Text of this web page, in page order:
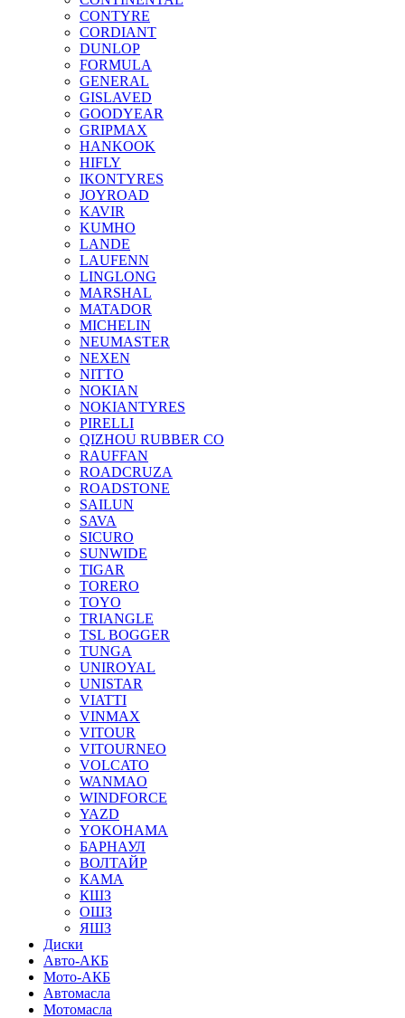
CONTYRE
CORDIANT
DUNLOP
FORMULA
GENERAL
GISLAVED
GOODYEAR
GRIPMAX
HANKOOK
HIFLY
IKONTYRES
JOYROAD
KAVIR
KUMHO
LANDE
LAUFENN
LINGLONG
MARSHAL
MATADOR
MICHELIN
NEUMASTER
NEXEN
NITTO
NOKIAN
NOKIANTYRES
PIRELLI
QIZHOU RUBBER CO
RAUFFAN
ROADCRUZA
ROADSTONE
SAILUN
SAVA
SICURO
SUNWIDE
TIGAR
TORERO
TOYO
TRIANGLE
TSL BOGGER
TUNGA
UNIROYAL
UNISTAR
VIATTI
VINMAX
VITOUR
VITOURNEO
VOLCATO
WANMAO
WINDFORCE
YAZD
YOKOHAMA
БАРНАУЛ
ВОЛТАЙР
КАМА
КШЗ
ОШЗ
ЯШЗ
Диски
Авто-АКБ
Мото-АКБ
Автомасла
Мотомасла